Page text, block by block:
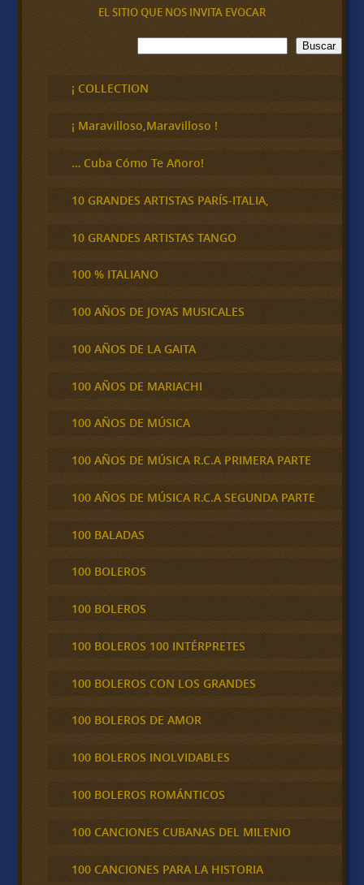
EL SITIO QUE NOS INVITA EVOCAR
B
u
c
a
Buscar
¡ COLLECTION
¡ Maravilloso,Maravilloso !
… Cuba Cómo Te Añoro!
10 GRANDES ARTISTAS PARÍS-ITALIA,
10 GRANDES ARTISTAS TANGO
100 % ITALIANO
100 AÑOS DE JOYAS MUSICALES
100 AÑOS DE LA GAITA
100 AÑOS DE MARIACHI
100 AÑOS DE MÚSICA
100 AÑOS DE MÚSICA R.C.A PRIMERA PARTE
100 AÑOS DE MÚSICA R.C.A SEGUNDA PARTE
100 BALADAS
100 BOLEROS
100 BOLEROS
100 BOLEROS 100 INTÉRPRETES
100 BOLEROS CON LOS GRANDES
100 BOLEROS DE AMOR
100 BOLEROS INOLVIDABLES
100 BOLEROS ROMÁNTICOS
100 CANCIONES CUBANAS DEL MILENIO
100 CANCIONES PARA LA HISTORIA